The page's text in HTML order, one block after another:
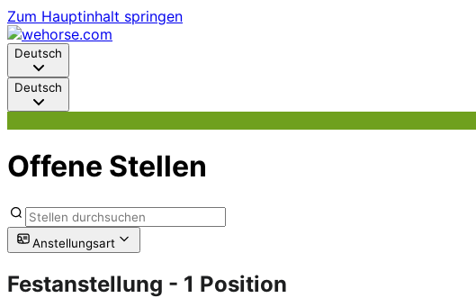
Zum Hauptinhalt springen
Deutsch
Deutsch
Offene Stellen
Anstellungsart
Festanstellung - 1 Position